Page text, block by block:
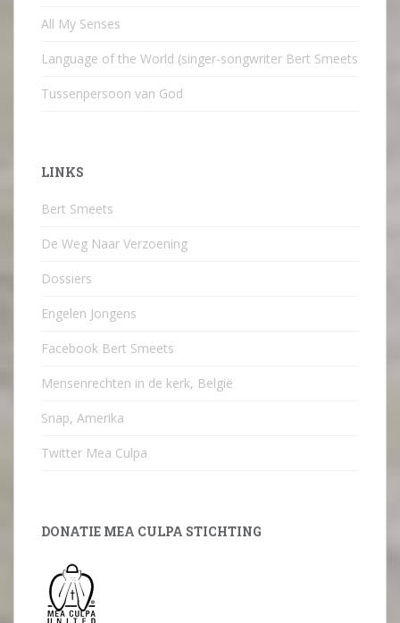
All My Senses
Language of the World (singer-songwriter Bert Smeets
Tussenpersoon van God
LINKS
Bert Smeets
De Weg Naar Verzoening
Dossiers
Engelen Jongens
Facebook Bert Smeets
Mensenrechten in de kerk, België
Snap, Amerika
Twitter Mea Culpa
DONATIE MEA CULPA STICHTING